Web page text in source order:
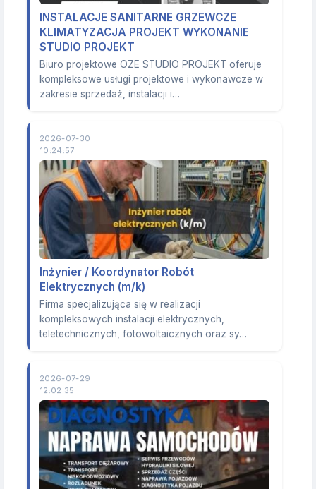
INSTALACJE SANITARNE GRZEWCZE
KLIMATYZACJA PROJEKT WYKONANIE
STUDIO PROJEKT
Biuro projektowe OZE STUDIO PROJEKT oferuje
kompleksowe usługi projektowe i wykonawcze w
zakresie sprzedaż, instalacji i…
2026-07-30
10:24:57
Inżynier / Koordynator Robót
Elektrycznych (m/k)
Firma specjalizująca się w realizacji
kompleksowych instalacji elektrycznych,
teletechnicznych, fotowoltaicznych oraz sy…
2026-07-29
12:02:35